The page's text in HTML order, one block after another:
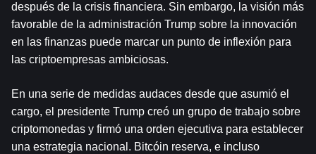
después de la crisis financiera. Sin embargo, la visión más
favorable de la administración Trump sobre la innovación
en las finanzas puede marcar un punto de inflexión para
las criptoempresas ambiciosas.
En una serie de medidas audaces desde que asumió el
cargo, el presidente Trump creó un grupo de trabajo sobre
criptomonedas y firmó una orden ejecutiva para establecer
una estrategia nacional. Bitcóin reserva, e incluso